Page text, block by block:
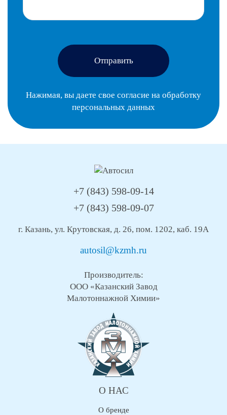
Отправить
Нажимая, вы даете свое согласие на обработку
персональных данных
+7 (843) 598-09-14
+7 (843) 598-09-07
г. Казань, ул. Крутовская, д. 26, пом. 1202, каб. 19А
autosil@kzmh.ru
Производитель:
ООО «Казанский Завод
Малотоннажной Химии»
О НАС
О бренде